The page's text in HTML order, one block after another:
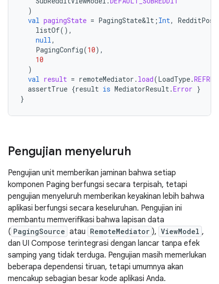
)
val pagingState = PagingState&lt ; Int,
listOf(),
null,
PagingConfig(10),
10
)
val result = remoteMediator . load(LoadType.
assertTrue {result is MediatorResult.Error }
}
Pengujian menyeluruh
Pengujian unit memberikan jaminan bahwa setiap
komponen Paging berfungsi secara terpisah, tetapi
pengujian menyeluruh memberikan keyakinan lebih bahwa
aplikasi berfungsi secara keseluruhan. Pengujian ini
membantu memverifikasi bahwa lapisan data
( PagingSource atau RemoteMediator ), ViewModel ,
dan UI Compose terintegrasi dengan lancar tanpa efek
samping yang tidak terduga. Pengujian masih memerlukan
beberapa dependensi tiruan, tetapi umumnya akan
mencakup sebagian besar kode aplikasi Anda.